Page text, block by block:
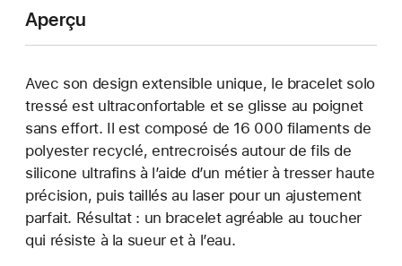
Aperçu
Avec son design extensible unique, le bracelet solo
tressé est ultraconfortable et se glisse au poignet
sans effort. Il est composé de 16 000 filaments de
polyester recyclé, entrecroisés autour de fils de
silicone ultrafins à l’aide d’un métier à tresser haute
précision, puis taillés au laser pour un ajustement
parfait. Résultat : un bracelet agréable au toucher
qui résiste à la sueur et à l’eau.